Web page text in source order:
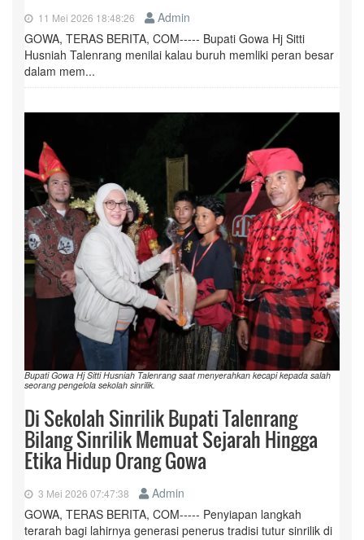
11 Mei 2026 18:48:26
Admin
GOWA, TERAS BERITA, COM----- Bupati Gowa Hj Sitti
Husniah Talenrang menilai kalau buruh memliki peran besar
dalam mem...
Bupati Gowa Hj Sitti Husniah Talenrang saat menyerahkan kecapi kepada salah
seorang pengelola sekolah sinrilik.
Di Sekolah Sinrilik Bupati Talenrang
Bilang Sinrilik Memuat Sejarah Hingga
Etika Hidup Orang Gowa
3 Mei 2026 07:47:38
Admin
GOWA, TERAS BERITA, COM----- Penyiapan langkah
terarah bagi lahirnya generasi penerus tradisi tutur sinrilik di